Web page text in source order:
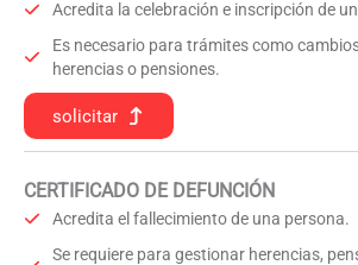
Acredita la celebración e inscripción de
Es necesario para trámites como
herencias o pensiones.
solicitar
CERTIFICADO DE DEFUNCIÓN
Acredita el fallecimiento de una persona.
Se requiere para gestionar herencias,